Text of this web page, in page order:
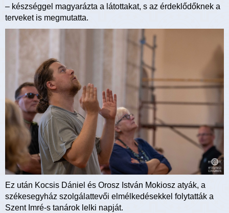
– készséggel magyarázta a látottakat, s az érdeklődőknek a
terveket is megmutatta.
Ez után Kocsis Dániel és Orosz István Mokiosz atyák, a
székesegyház szolgálattevői elmélkedésekkel folytatták a
Szent Imré-s tanárok lelki napját.